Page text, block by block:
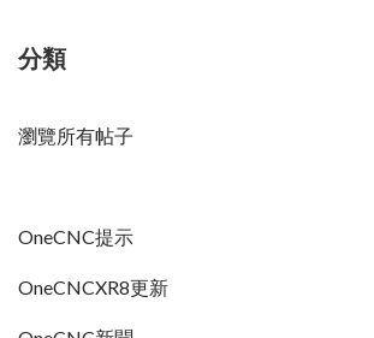
分類
瀏覽所有帖子
OneCNC提示
OneCNCXR8更新